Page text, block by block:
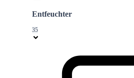
Entfeuchter
35